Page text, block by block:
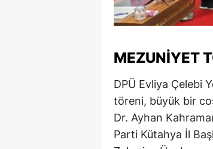
MEZUNIYET
DPÜ Evliya Çelebi
töreni, büyük bir
Dr. Ayhan
Parti Kütahya İl